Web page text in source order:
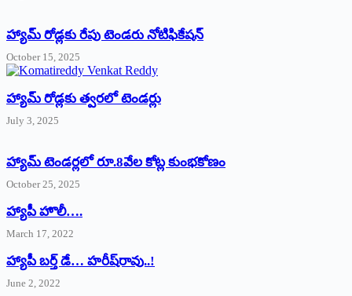
హ్యామ్‌ రోడ్లకు రేపు టెండరు నోటిఫికేషన్‌
October 15, 2025
హ్యామ్‌ రోడ్లకు త్వరలో టెండర్లు
July 3, 2025
హ్యామ్‌ ‌టెండర్లలో రూ.8వేల కోట్ల కుంభకోణం
October 25, 2025
హ్యాపీ హొలీ….
March 17, 2022
హ్యాపీ బర్త్ ‌డే… హరీష్‌రావు..!
June 2, 2022